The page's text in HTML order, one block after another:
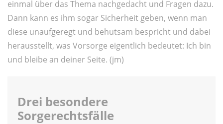
einmal über das Thema nachgedacht und Fragen dazu.
Dann kann es ihm sogar Sicherheit geben, wenn man
diese unaufgeregt und behutsam bespricht und dabei
herausstellt, was Vorsorge eigentlich bedeutet: Ich bin
und bleibe an deiner Seite. (jm)
Drei besondere
Sorgerechtsfälle